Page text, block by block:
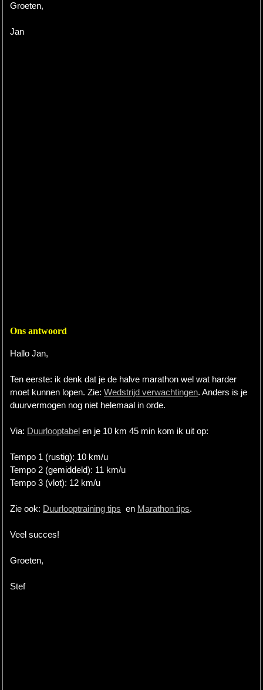
Groeten,
Jan
Ons antwoord
Hallo Jan,
Ten eerste: ik denk dat je de halve marathon wel wat harder
moet kunnen lopen. Zie: Wedstrijd verwachtingen. Anders is je
duurvermogen nog niet helemaal in orde.
Via: Duurlooptabel en je 10 km 45 min kom ik uit op:
Tempo 1 (rustig): 10 km/u
Tempo 2 (gemiddeld): 11 km/u
Tempo 3 (vlot): 12 km/u
Zie ook: Duurlooptraining tips en Marathon tips.
Veel succes!
Groeten,
Stef